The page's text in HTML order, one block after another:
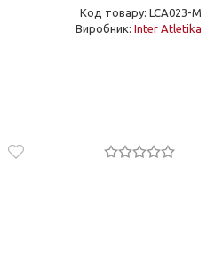
Код товару: LCA023-M
Виробник: Inter Atletika